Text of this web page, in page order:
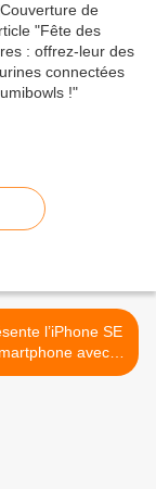
l’iPhone SE
avec
pouces le plus